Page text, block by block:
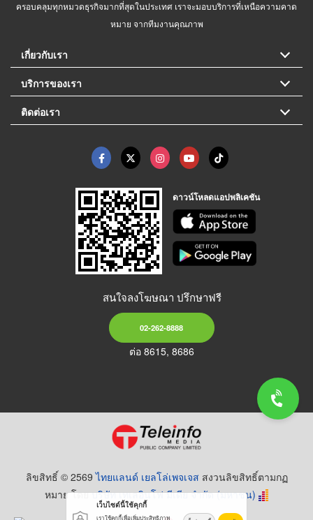
ครอบคลุมทุกหมวดธุรกิจมากที่สุดในประเทศ เราจะมอบบริการที่เหนือความคาด
หมาย จากทีมงานคุณภาพ
เกี่ยวกับเรา
บริการของเรา
ติดต่อเรา
ดาวน์โหลดแอปพลิเคชัน
สนใจลงโฆษณา ปรึกษาฟรี
02-262-8888
ต่อ 8615, 8686
ลิขสิทธิ์ © 2569ไทยแลนด์ เยลโล่เพจเจส สงวนลิขสิทธิ์ตามกฏ
หมาย โดยบริษัท เทเลอินโฟ มีเดีย จำกัด (มหาชน)
เว็บไซต์นี้ใช้คุกกี้
เราใช้คุกกี้เพื่อเพิ่มประสิทธิภาพ